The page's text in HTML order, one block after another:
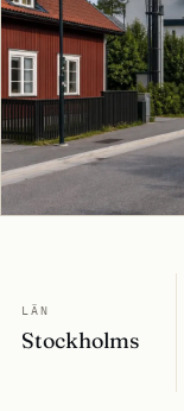
LÄN
Stockholms